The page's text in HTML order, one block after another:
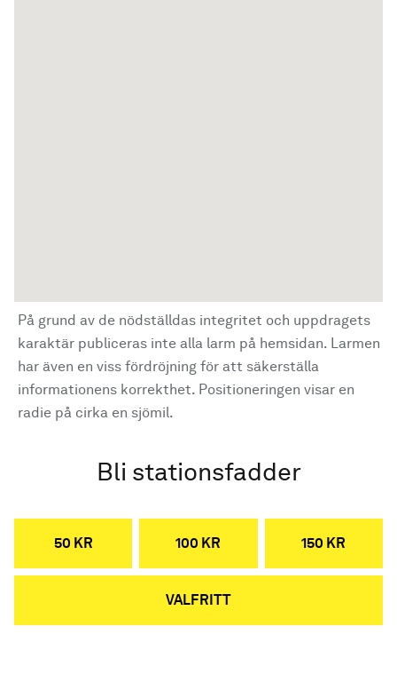
På grund av de nödställdas integritet och uppdragets
karaktär publiceras inte alla larm på hemsidan. Larmen
har även en viss fördröjning för att säkerställa
informationens korrekthet. Positioneringen visar en
radie på cirka en sjömil.
Bli stationsfadder
50 KR 100 KR 150 KR
VALFRITT